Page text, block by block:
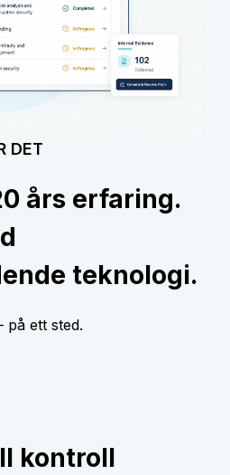
DET
års erfaring.
teknologi.
på ett sted.
kontroll